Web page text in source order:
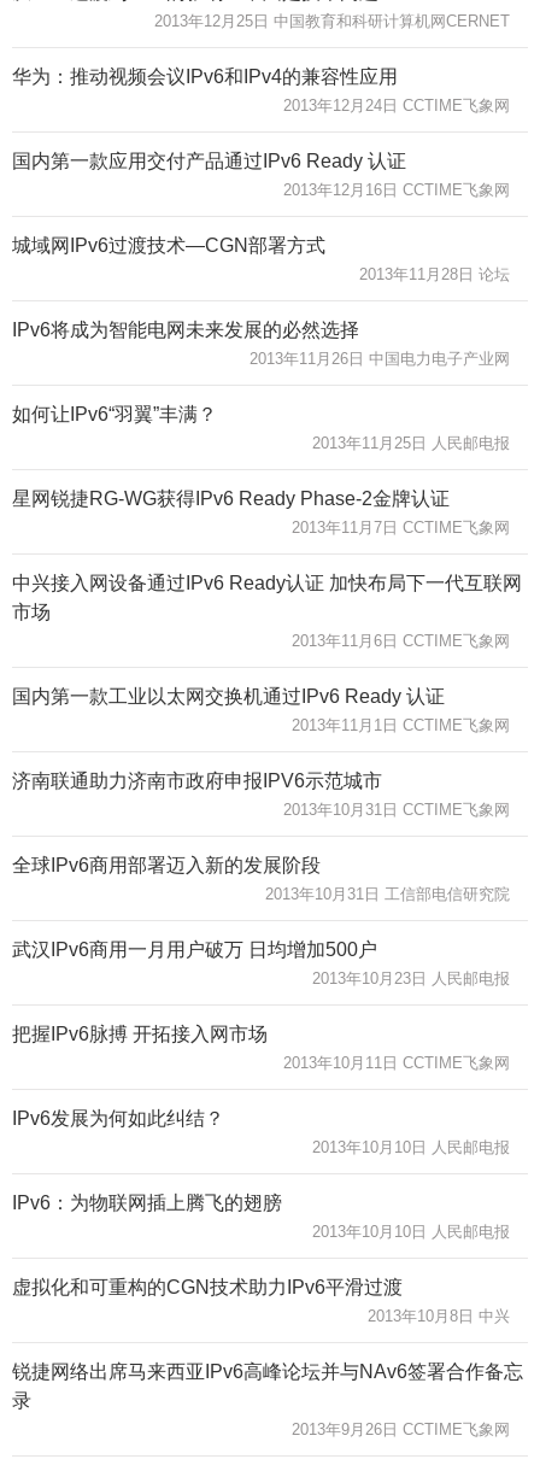
2013年12月25日 中国教育和科研计算机网CERNET
华为：推动视频会议IPv6和IPv4的兼容性应用
2013年12月24日 CCTIME飞象网
国内第一款应用交付产品通过IPv6 Ready 认证
2013年12月16日 CCTIME飞象网
城域网IPv6过渡技术—CGN部署方式
2013年11月28日 论坛
IPv6将成为智能电网未来发展的必然选择
2013年11月26日 中国电力电子产业网
如何让IPv6“羽翼”丰满？
2013年11月25日 人民邮电报
星网锐捷RG-WG获得IPv6 Ready Phase-2金牌认证
2013年11月7日 CCTIME飞象网
中兴接入网设备通过IPv6 Ready认证 加快布局下一代互联网
市场
2013年11月6日 CCTIME飞象网
国内第一款工业以太网交换机通过IPv6 Ready 认证
2013年11月1日 CCTIME飞象网
济南联通助力济南市政府申报IPV6示范城市
2013年10月31日 CCTIME飞象网
全球IPv6商用部署迈入新的发展阶段
2013年10月31日 工信部电信研究院
武汉IPv6商用一月用户破万 日均增加500户
2013年10月23日 人民邮电报
把握IPv6脉搏 开拓接入网市场
2013年10月11日 CCTIME飞象网
IPv6发展为何如此纠结？
2013年10月10日 人民邮电报
IPv6：为物联网插上腾飞的翅膀
2013年10月10日 人民邮电报
虚拟化和可重构的CGN技术助力IPv6平滑过渡
2013年10月8日 中兴
锐捷网络出席马来西亚IPv6高峰论坛并与NAv6签署合作备忘
录
2013年9月26日 CCTIME飞象网